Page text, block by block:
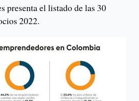
presenta el listado de las 30
2022.